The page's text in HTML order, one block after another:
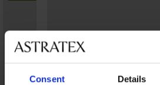
Consent Details